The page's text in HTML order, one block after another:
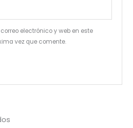
electrónico y web en este
vez que comente.